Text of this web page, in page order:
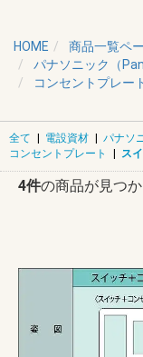
HOME 商品一覧ペ
パナソニック（
コンセントプレー
全て | 電設資材 | パナソ
コンセントプレート
| ス
4件の商品が見つ